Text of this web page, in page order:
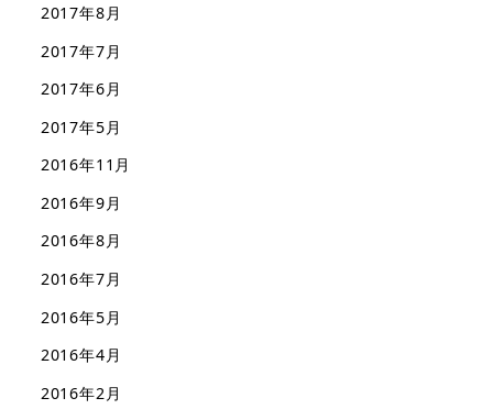
2017年8月
2017年7月
2017年6月
2017年5月
2016年11月
2016年9月
2016年8月
2016年7月
2016年5月
2016年4月
2016年2月